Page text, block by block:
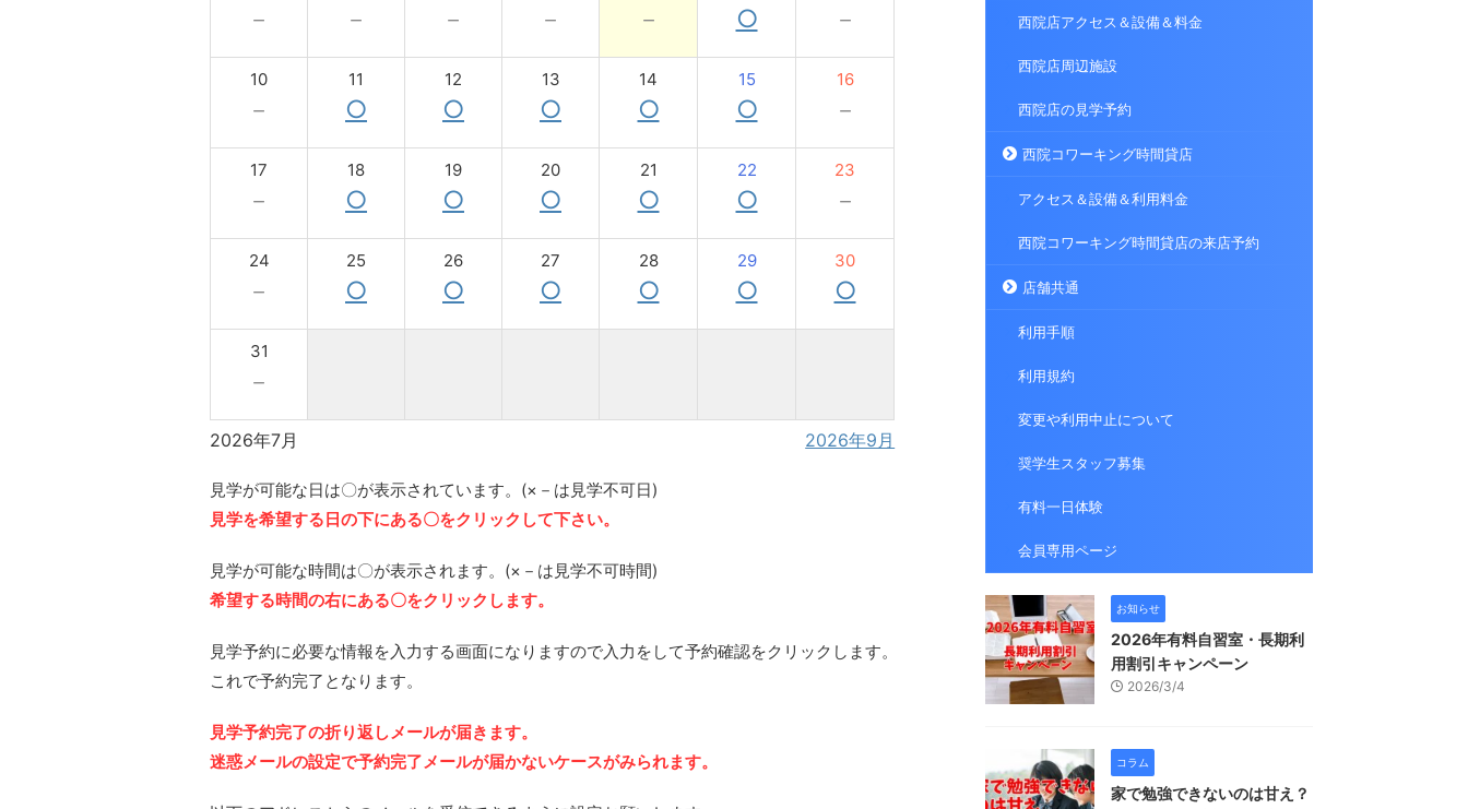
－ － － － － ○ －
10
－
11
○
12
○
13
○
14
○
15
○
16
－
17
－
18
○
19
○
20
○
21
○
22
○
23
－
24
－
25
○
26
○
27
○
28
○
29
○
30
○
31
－
2026年7月 2026年9月
見学が可能な日は〇が表示されています。(×－は見学不可日)
見学を希望する日の下にある〇をクリックして下さい。
見学が可能な時間は〇が表示されます。(×－は見学不可時間)
希望する時間の右にある〇をクリックします。
見学予約に必要な情報を入力する画面になりますので入力をして予約確認をクリックします。
これで予約完了となります。
見学予約完了の折り返しメールが届きます。
迷惑メールの設定で予約完了メールが届かないケースがみられます。
西院店アクセス＆設備＆料金
西院店周辺施設
西院店の見学予約
西院コワーキング時間貸店
アクセス＆設備＆利用料金
西院コワーキング時間貸店の来店予約
店舗共通
利用手順
利用規約
変更や利用中止について
奨学生スタッフ募集
有料一日体験
会員専用ページ
お知らせ
2026年有料自習室・長期利
用割引キャンペーン
2026/3/4
コラム
家で勉強できないのは甘え？